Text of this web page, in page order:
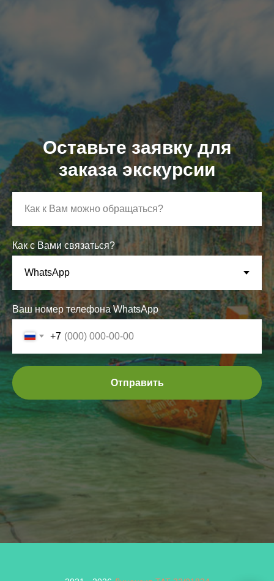
Оставьте заявку для
заказа экскурсии
Как с Вами связаться?
Ваш номер телефона WhatsApp
+7
Отправить